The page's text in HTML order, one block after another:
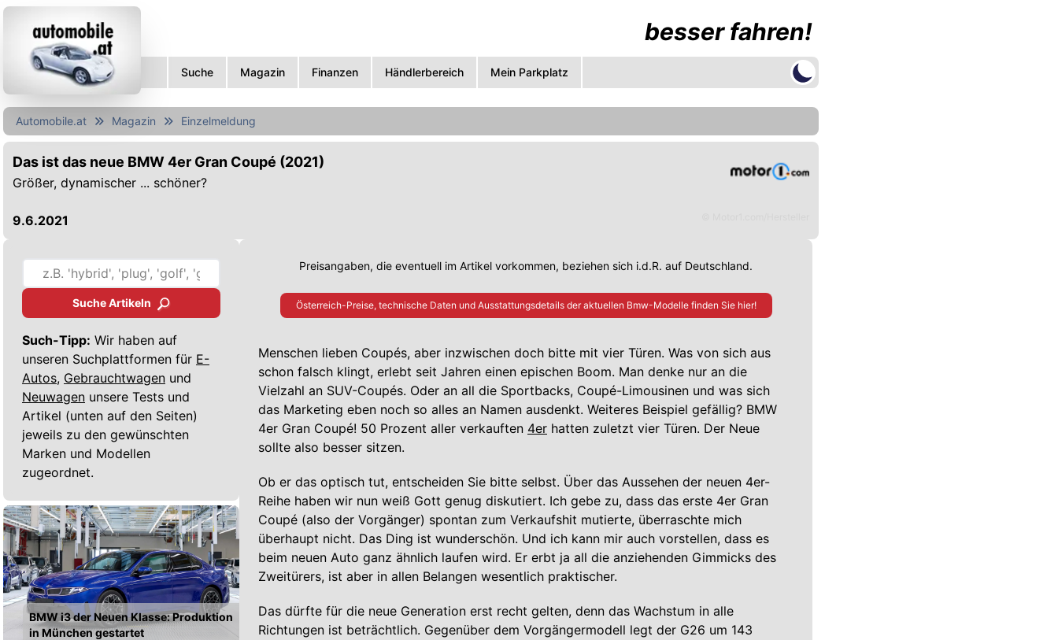
besser fahren!
Suche Magazin Finanzen Händlerbereich Mein Parkplatz
Automobile.at Magazin Einzelmeldung
Das ist das neue BMW 4er Gran Coupé (2021)
Größer, dynamischer ... schöner?
9.6.2021
Suche Artikeln
Such-Tipp: Wir haben auf
unseren Suchplattformen für E-
Autos, Gebrauchtwagen und
Neuwagen unsere Tests und
Artikel (unten auf den Seiten)
jeweils zu den gewünschten
Marken und Modellen
zugeordnet.
BMW i3 der Neuen Klasse: Produktion
in München gestartet
Preisangaben, die eventuell im Artikel vorkommen, beziehen sich i.d.R. auf Deutschland.
Österreich-Preise, technische Daten und Ausstattungsdetails der aktuellen Bmw-Modelle finden Sie hier!
Menschen lieben Coupés, aber inzwischen doch bitte mit vier Türen. Was von sich aus
schon falsch klingt, erlebt seit Jahren einen epischen Boom. Man denke nur an die
Vielzahl an SUV-Coupés. Oder an all die Sportbacks, Coupé-Limousinen und was sich
das Marketing eben noch so alles an Namen ausdenkt. Weiteres Beispiel gefällig? BMW
4er Gran Coupé! 50 Prozent aller verkauften 4er hatten zuletzt vier Türen. Der Neue
sollte also besser sitzen.
Ob er das optisch tut, entscheiden Sie bitte selbst. Über das Aussehen der neuen 4er-
Reihe haben wir nun weiß Gott genug diskutiert. Ich gebe zu, dass das erste 4er Gran
Coupé (also der Vorgänger) spontan zum Verkaufshit mutierte, überraschte mich
überhaupt nicht. Das Ding ist wunderschön. Und ich kann mir auch vorstellen, dass es
beim neuen Auto ganz ähnlich laufen wird. Er erbt ja all die anziehenden Gimmicks des
Zweitürers, ist aber in allen Belangen wesentlich praktischer.
Das dürfte für die neue Generation erst recht gelten, denn das Wachstum in alle
Richtungen ist beträchtlich. Gegenüber dem Vorgängermodell legt der G26 um 143